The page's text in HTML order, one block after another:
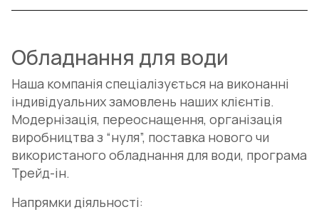
Обладнання для води
Наша компанія спеціалізується на виконанні
індивідуальних замовлень наших клієнтів.
Модернізація, переоснащення, організація
виробництва з “нуля”, поставка нового чи
використаного обладнання для води, програма
Трейд-ін.
Напрямки діяльності: